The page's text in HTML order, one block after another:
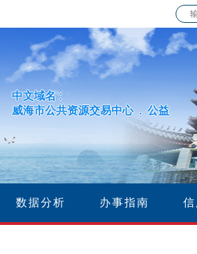
中文域名 :
威海市公共资源交易中心 . 公益
数据分析 办事指南 信